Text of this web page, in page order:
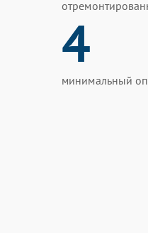
4
минимальный